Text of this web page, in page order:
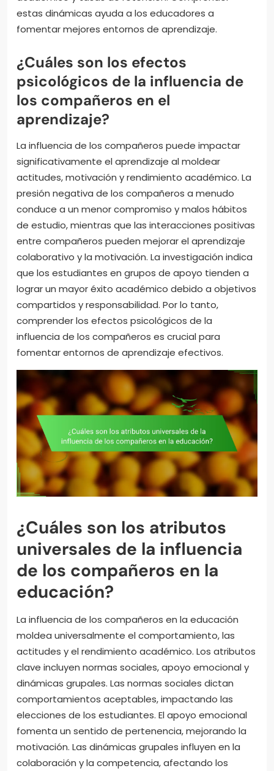
estas dinámicas ayuda a los educadores a
fomentar mejores entornos de aprendizaje.
¿Cuáles son los efectos
psicológicos de la influencia de
los compañeros en el
aprendizaje?
La influencia de los compañeros puede impactar
significativamente el aprendizaje al moldear
actitudes, motivación y rendimiento académico. La
presión negativa de los compañeros a menudo
conduce a un menor compromiso y malos hábitos
de estudio, mientras que las interacciones positivas
entre compañeros pueden mejorar el aprendizaje
colaborativo y la motivación. La investigación indica
que los estudiantes en grupos de apoyo tienden a
lograr un mayor éxito académico debido a objetivos
compartidos y responsabilidad. Por lo tanto,
comprender los efectos psicológicos de la
influencia de los compañeros es crucial para
fomentar entornos de aprendizaje efectivos.
¿Cuáles son los atributos
universales de la influencia
de los compañeros en la
educación?
La influencia de los compañeros en la educación
moldea universalmente el comportamiento, las
actitudes y el rendimiento académico. Los atributos
clave incluyen normas sociales, apoyo emocional y
dinámicas grupales. Las normas sociales dictan
comportamientos aceptables, impactando las
elecciones de los estudiantes. El apoyo emocional
fomenta un sentido de pertenencia, mejorando la
motivación. Las dinámicas grupales influyen en la
colaboración y la competencia, afectando los